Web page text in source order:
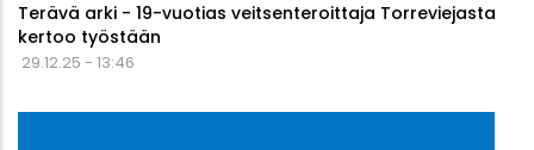
Terävä arki - 19-vuotias veitsenteroittaja Torreviejasta
kertoo työstään
29.12.25 - 13:46